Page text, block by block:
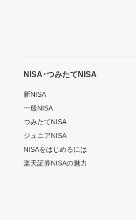
NISA･つみたてNISA
新NISA
一般NISA
つみたてNISA
ジュニアNISA
NISAをはじめるには
楽天証券NISAの魅力